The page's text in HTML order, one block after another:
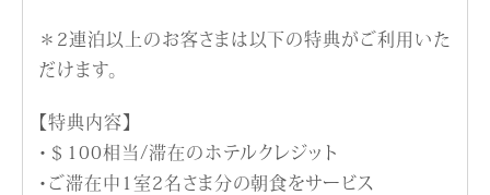
＊2連泊以上のお客さまは以下の特典がご利用いた
だけます。
【特典内容】
・＄100相当/滞在のホテルクレジット
・ご滞在中1室2名さま分の朝食をサービス